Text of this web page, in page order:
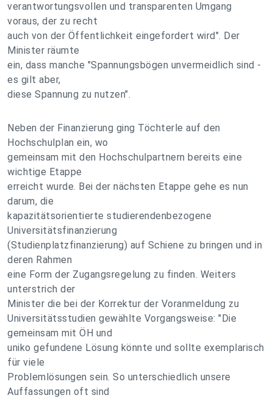
verantwortungsvollen und transparenten Umgang
voraus, der zu recht
auch von der Öffentlichkeit eingefordert wird". Der
Minister räumte
ein, dass manche "Spannungsbögen unvermeidlich sind -
es gilt aber,
diese Spannung zu nutzen".
Neben der Finanzierung ging Töchterle auf den
Hochschulplan ein, wo
gemeinsam mit den Hochschulpartnern bereits eine
wichtige Etappe
erreicht wurde. Bei der nächsten Etappe gehe es nun
darum, die
kapazitätsorientierte studierendenbezogene
Universitätsfinanzierung
(Studienplatzfinanzierung) auf Schiene zu bringen und in
deren Rahmen
eine Form der Zugangsregelung zu finden. Weiters
unterstrich der
Minister die bei der Korrektur der Voranmeldung zu
Universitätsstudien gewählte Vorgangsweise: "Die
gemeinsam mit ÖH und
uniko gefundene Lösung könnte und sollte exemplarisch
für viele
Problemlösungen sein. So unterschiedlich unsere
Auffassungen oft sind